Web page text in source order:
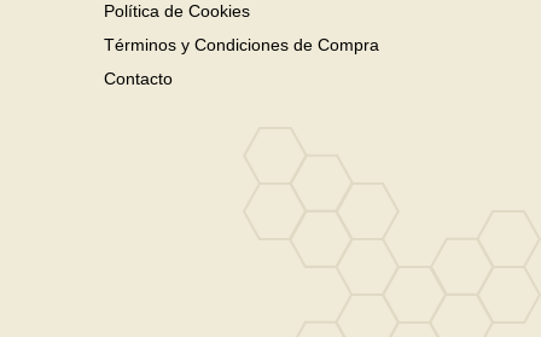
Política de Cookies
Términos y Condiciones de Compra
Contacto